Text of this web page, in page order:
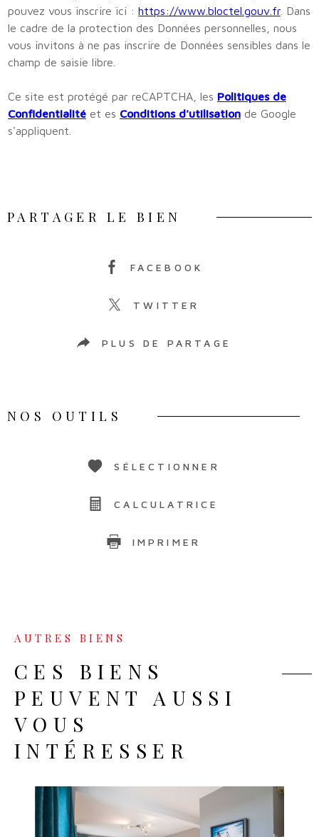
pouvez vous inscrire ici : https://www.bloctel.gouv.fr . Dans
le cadre de la protection des Données personnelles, nous
vous invitons à ne pas inscrire de Données sensibles dans le
champ de saisie libre.
Ce site est protégé par reCAPTCHA, les Politiques de
Confidentialité et es Conditions d'utilisation de Google
s'appliquent.
PARTAGER LE BIEN
FACEBOOK
TWITTER
PLUS DE PARTAGE
NOS OUTILS
SÉLECTIONNER
CALCULATRICE
IMPRIMER
AUTRES BIENS
CES BIENS
PEUVENT AUSSI
VOUS
INTÉRESSER